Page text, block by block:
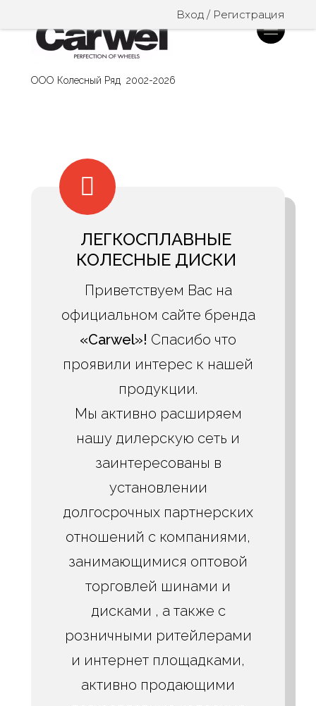
ООО Колесный Ряд 2002-2026
ЛЕГКОСПЛАВНЫЕ
КОЛЕСНЫЕ ДИСКИ
Приветствуем Вас на
официальном сайте бренда
«Carwel»! Спасибо что
проявили интерес к нашей
продукции.
Мы активно расширяем
нашу дилерскую сеть и
заинтересованы в
установлении
долгосрочных партнерских
отношений с компаниями,
занимающимися оптовой
торговлей шинами и
дисками , а также с
розничными ритейлерами
и интернет площадками,
активно продающими
Вход / Регистрация